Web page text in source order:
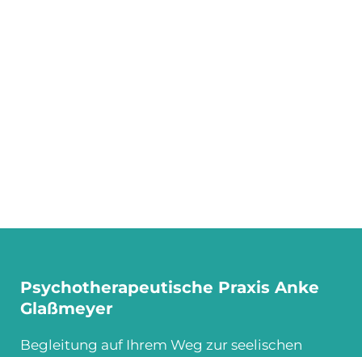
Psychotherapeutische Praxis Anke
Glaßmeyer
Begleitung auf Ihrem Weg zur seelischen